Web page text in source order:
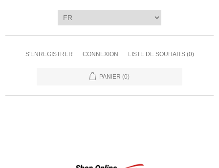
S'ENREGISTRER CONNEXION LISTE DE SOUHAITS (0)
PANIER (0)